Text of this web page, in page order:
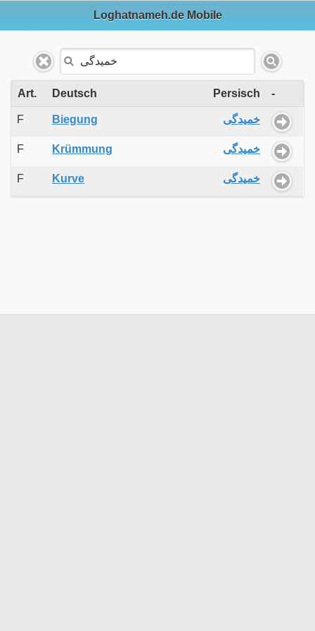
Loghatnameh.de Mobile
Art. Deutsch Persisch -
F Biegung خمیدگی
F Krümmung خمیدگی
F Kurve خمیدگی